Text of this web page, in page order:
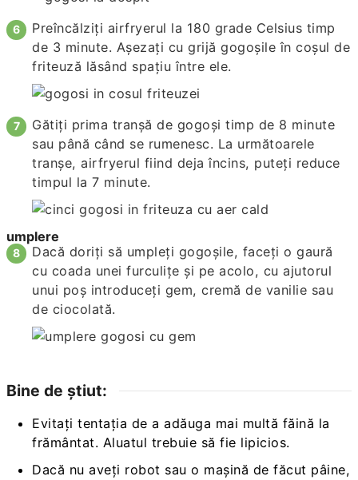
Preîncălziți airfryerul la 180 grade Celsius timp
de 3 minute. Așezați cu grijă gogoșile în coșul de
friteuză lăsând spațiu între ele.
Gătiți prima tranșă de gogoși timp de 8 minute
sau până când se rumenesc. La următoarele
tranșe, airfryerul fiind deja încins, puteți reduce
timpul la 7 minute.
umplere
Dacă doriți să umpleți gogoșile, faceți o gaură
cu coada unei furculițe și pe acolo, cu ajutorul
unui poș introduceți gem, cremă de vanilie sau
de ciocolată.
Bine de știut:
Evitați tentația de a adăuga mai multă făină la
frământat. Aluatul trebuie să fie lipicios.
Dacă nu aveți robot sau o mașină de făcut pâine,